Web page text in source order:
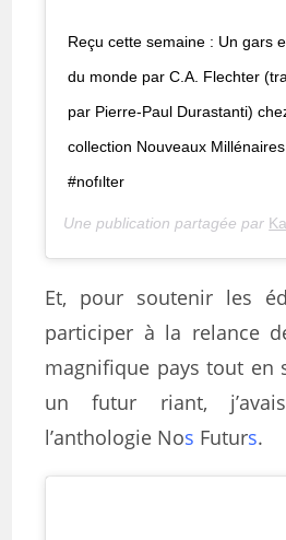
Reçu cette semaine : Un gars
du monde par C.A. Flechter
par Pierre-Paul Durastanti)
collection Nouveaux
#nofılter
Une publication partagée par
Et, pour soutenir les
participer à la relance
magnifique pays tout en
un futur riant, j’avais
l’anthologie Nos Futurs.